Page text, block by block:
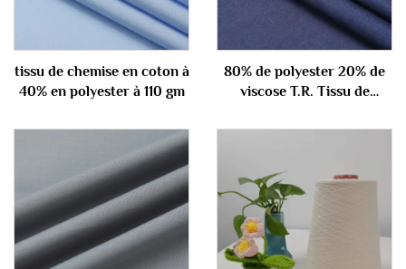
tissu de chemise en coton à
40% en polyester à 110 gm
80% de polyester 20% de
viscose T.R. Tissu de